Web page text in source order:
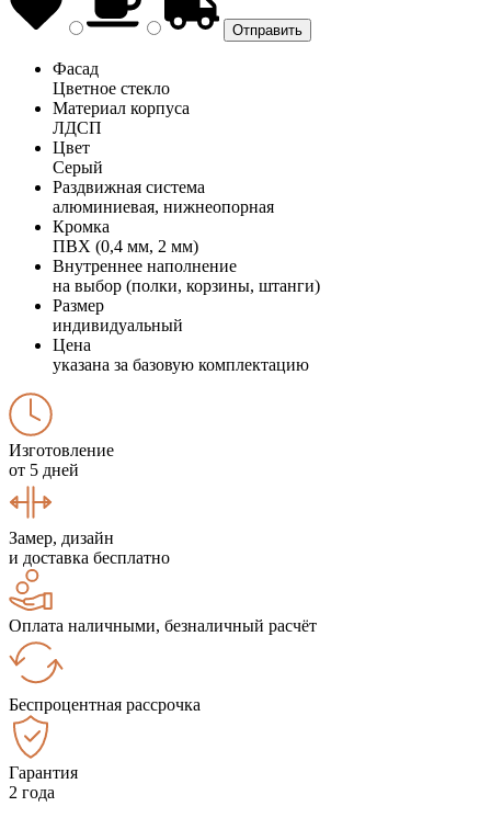
Фасад
Цветное стекло
Материал корпуса
ЛДСП
Цвет
Серый
Раздвижная система
алюминиевая, нижнеопорная
Кромка
ПВХ (0,4 мм, 2 мм)
Внутреннее наполнение
на выбор (полки, корзины, штанги)
Размер
индивидуальный
Цена
указана за базовую комплектацию
Изготовление
от 5 дней
Замер, дизайн
и доставка бесплатно
Оплата наличными, безналичный расчёт
Беспроцентная рассрочка
Гарантия
2 года